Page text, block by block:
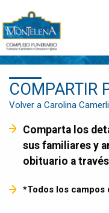
COMPARTIR
Volver a Carolina
Comparta los detalles del servicio funerario a
sus familiares y
obituario a
*Todos los